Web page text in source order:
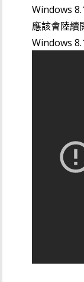
Windows
應該會陸續
Windows